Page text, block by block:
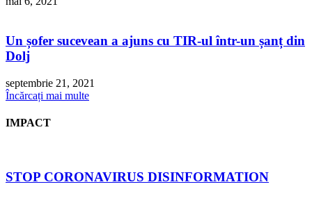
Un șofer sucevean a ajuns cu TIR-ul într-un șanț din
Dolj
septembrie 21, 2021
Încărcați mai multe
IMPACT
STOP CORONAVIRUS DISINFORMATION